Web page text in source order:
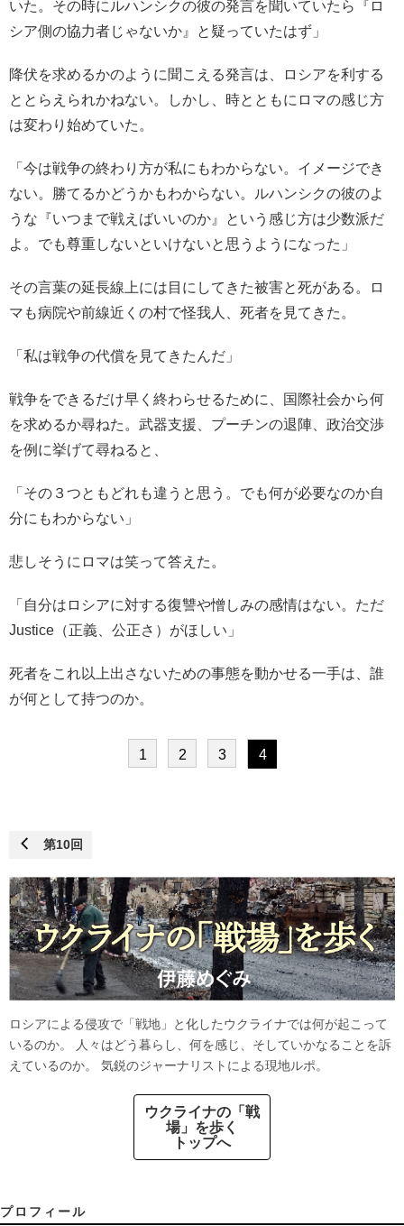
いた。その時にルハンシクの彼の発言を聞いていたら『ロ
シア側の協力者じゃないか』と疑っていたはず」
降伏を求めるかのように聞こえる発言は、ロシアを利する
ととらえられかねない。しかし、時とともにロマの感じ方
は変わり始めていた。
「今は戦争の終わり方が私にもわからない。イメージでき
ない。勝てるかどうかもわからない。ルハンシクの彼のよ
うな『いつまで戦えばいいのか』という感じ方は少数派だ
よ。でも尊重しないといけないと思うようになった」
その言葉の延長線上には目にしてきた被害と死がある。ロ
マも病院や前線近くの村で怪我人、死者を見てきた。
「私は戦争の代償を見てきたんだ」
戦争をできるだけ早く終わらせるために、国際社会から何
を求めるか尋ねた。武器支援、プーチンの退陣、政治交渉
を例に挙げて尋ねると、
「その３つともどれも違うと思う。でも何が必要なのか自
分にもわからない」
悲しそうにロマは笑って答えた。
「自分はロシアに対する復讐や憎しみの感情はない。ただ
Justice（正義、公正さ）がほしい」
死者をこれ以上出さないための事態を動かせる一手は、誰
が何として持つのか。
1 2 3 4
第10回
ロシアによる侵攻で「戦地」と化したウクライナでは何が起こって
いるのか。 人々はどう暮らし、何を感じ、そしていかなることを訴
えているのか。 気鋭のジャーナリストによる現地ルポ。
ウクライナの「戦
場」を歩く
トップへ
プロフィール